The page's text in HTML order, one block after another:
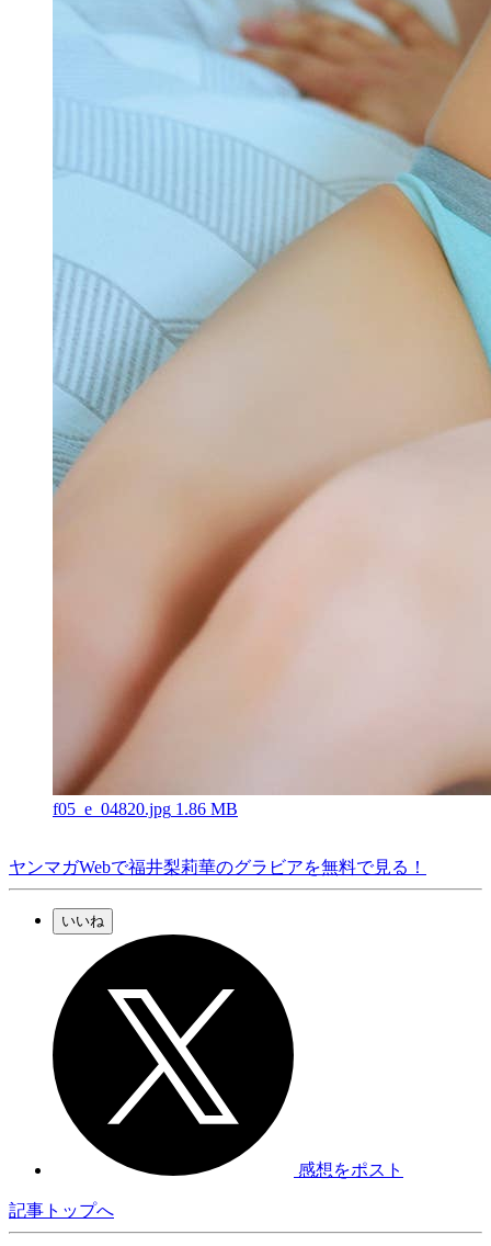
f05_e_04820.jpg 1.86 MB
ヤンマガWebで福井梨莉華のグラビアを無料で見る！
いいね
感想をポスト
記事トップへ